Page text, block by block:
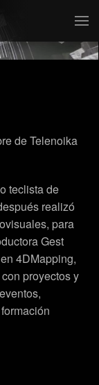
de Telenoika
teclista de
realizó
para
Gest
4DMapping,
proyectos y